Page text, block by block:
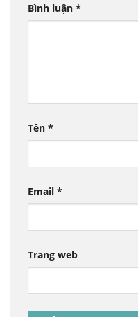
Bình luận *
Tên *
Email *
Trang web